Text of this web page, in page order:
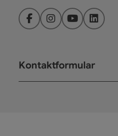
FacebookInstagramYouTubeLinkedIn
Kontaktformular